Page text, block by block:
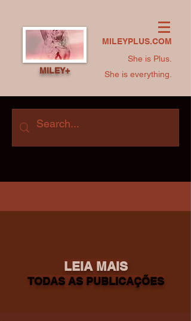
MILEYPLUS.COM
She is Plus.
She is everything.
MILEY+
LEIA MAIS
TODAS AS PUBLICAÇÕES